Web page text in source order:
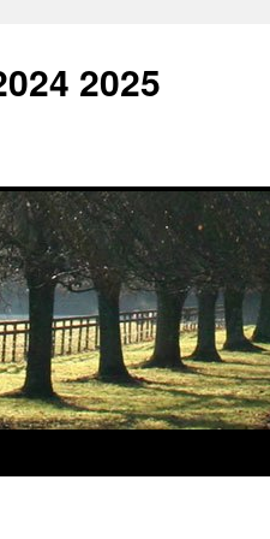
2025